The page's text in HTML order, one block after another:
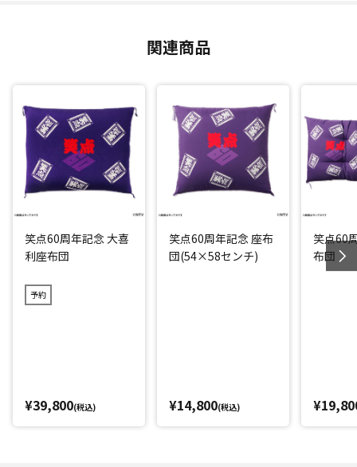
関連商品
笑点60周年記念 大喜
利座布団
予約
¥39,800(税込)
笑点60周年記念 座布
団(54×58センチ)
¥14,800(税込)
笑点60
布団